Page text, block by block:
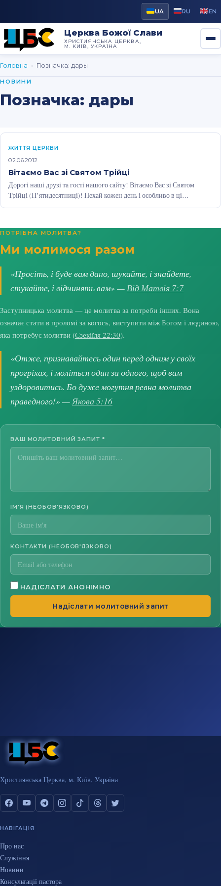
UA RU EN
Церква Божої Слави
ХРИСТИЯНСЬКА ЦЕРКВА,
М. КИЇВ, УКРАЇНА
Головна › Позначка: дары
НОВИНИ
Позначка: дары
ЖИТТЯ ЦЕРКВИ
02.06.2012
Вітаємо Вас зі Святом Трійці
Дорогі наші друзі та гості нашого сайту! Вітаємо Вас зі Святом
Трійці (П’ятидесятниці)! Нехай кожен день і особливо в ці…
ПОТРІБНА МОЛИТВА?
Ми молимося разом
«Просіть, і буде вам дано, шукайте, і знайдете,
стукайте, і відчинять вам» —Від Матвія 7:7
Заступницька молитва — це молитва за потреби інших. Вона
означає стати в проломі за когось, виступити між Богом і людиною,
яка потребує молитви (Єзекіїля 22:30).
«Отже, признавайтесь один перед одним у своїх
прогріхах, і моліться один за одного, щоб вам
уздоровитись. Бо дуже могутня ревна молитва
праведного!» —Якова 5:16
ВАШ МОЛИТОВНИЙ ЗАПИТ *
ІМ'Я (НЕОБОВ'ЯЗКОВО)
КОНТАКТИ (НЕОБОВ'ЯЗКОВО)
НАДІСЛАТИ АНОНІМНО
Надіслати молитовний запит
Християнська Церква, м. Київ, Україна
НАВІГАЦІЯ
Про нас
Служіння
Новини
Консультації пастора